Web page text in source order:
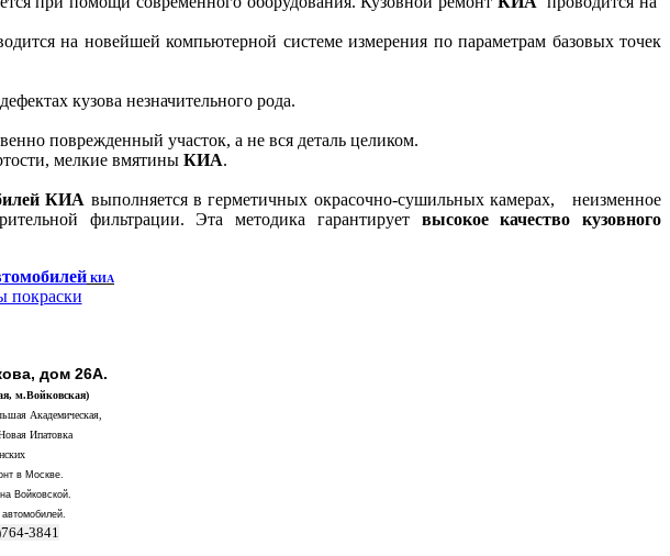
на новейшей компьютерной системе измерения по параметрам базовых точек
кузова незначительного рода.
поврежденный участок, а не вся деталь целиком.
мелкие вмятины КИА.
КИА выполняется в герметичных окрасочно-сушильных камерах, неизменное
фильтрации. Эта методика гарантирует высокое качество кузовного
КИА
покраски
дом 26А.
м.Войковская)
Академическая,
Ипатовка
в Москве.
Войковской.
3841